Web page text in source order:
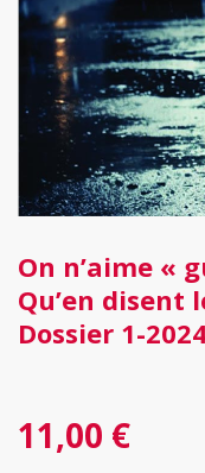
On n’aime «
Qu’en disent
Dossier 1-
11,00 €